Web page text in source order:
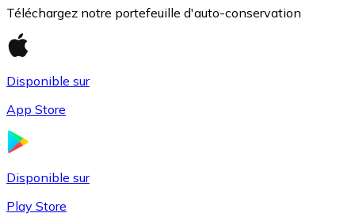
Téléchargez notre portefeuille d'auto-conservation
Disponible sur
App Store
Disponible sur
Play Store